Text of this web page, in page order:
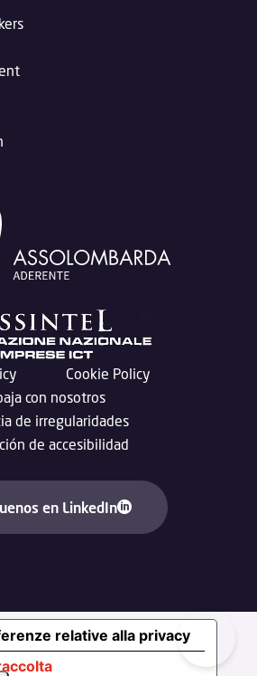
Cookie Policy
con nosotros
de irregularidades
de accesibilidad
en LinkedIn
relative alla privacy